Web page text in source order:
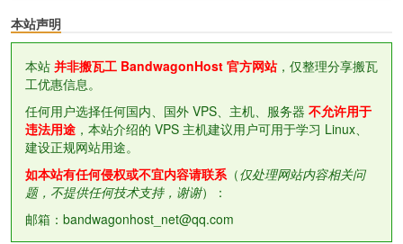
本站声明
本站 并非搬瓦工 BandwagonHost 官方网站，仅整理分享搬瓦
工优惠信息。
任何用户选择任何国内、国外 VPS、主机、服务器 不允许用于
违法用途 ，本站介绍的 VPS 主机建议用户可用于学习 Linux、
建设正规网站用途。
如本站有任何侵权或不宜内容请联系（仅处理网站内容相关问
题，不提供任何技术支持，谢谢）：
邮箱：bandwagonhost_net@qq.com